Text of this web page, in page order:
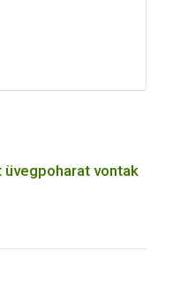
vontak